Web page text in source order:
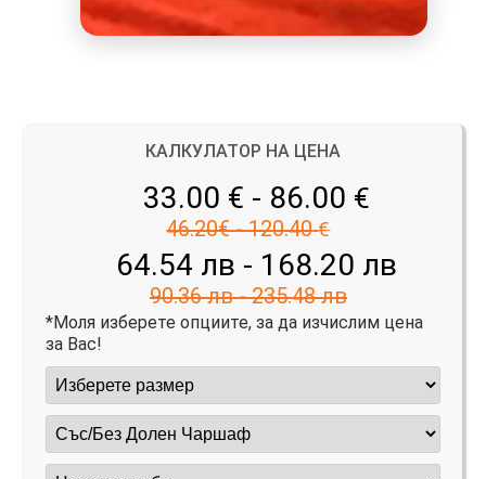
КАЛКУЛАТОР НА ЦЕНА
33.00 € - 86.00 €
46.20€ - 120.40 €
64.54 лв - 168.20 лв
90.36 лв - 235.48 лв
*Моля изберете опциите, за да изчислим цена
за Вас!